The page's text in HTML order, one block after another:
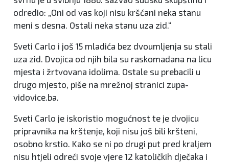
odredio: „Oni od vas koji nisu kršćani neka stanu
meni s desna. Ostali neka stanu uza zid.“
Sveti Carlo i još 15 mladića bez dvoumljenja su stali
uza zid. Dvojica od njih bila su raskomadana na licu
mjesta i žrtvovana idolima. Ostale su prebacili u
drugo mjesto, piše na mrežnoj stranici zupa-
vidovice.ba.
Sveti Carlo je iskoristio mogućnost te je dvojicu
pripravnika na krštenje, koji nisu još bili kršteni,
osobno krstio. Kako se ni po drugi put pred kraljem
nisu htjeli odreći svoje vjere 12 katoličkih dječaka i